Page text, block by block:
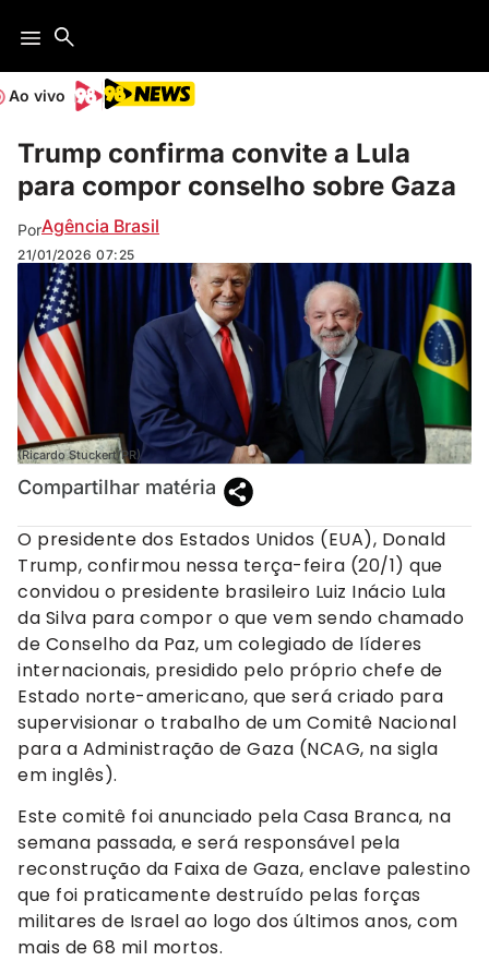
Ao vivo
Trump confirma convite a Lula
para compor conselho sobre Gaza
PorAgência Brasil
21/01/2026 07:25
(Ricardo Stuckert/PR)
Compartilhar matéria
O presidente dos Estados Unidos (EUA), Donald
Trump, confirmou nessa terça-feira (20/1) que
convidou o presidente brasileiro Luiz Inácio Lula
da Silva para compor o que vem sendo chamado
de Conselho da Paz, um colegiado de líderes
internacionais, presidido pelo próprio chefe de
Estado norte-americano, que será criado para
supervisionar o trabalho de um Comitê Nacional
para a Administração de Gaza (NCAG, na sigla
em inglês).
Este comitê foi anunciado pela Casa Branca, na
semana passada, e será responsável pela
reconstrução da Faixa de Gaza, enclave palestino
que foi praticamente destruído pelas forças
militares de Israel ao logo dos últimos anos, com
mais de 68 mil mortos.